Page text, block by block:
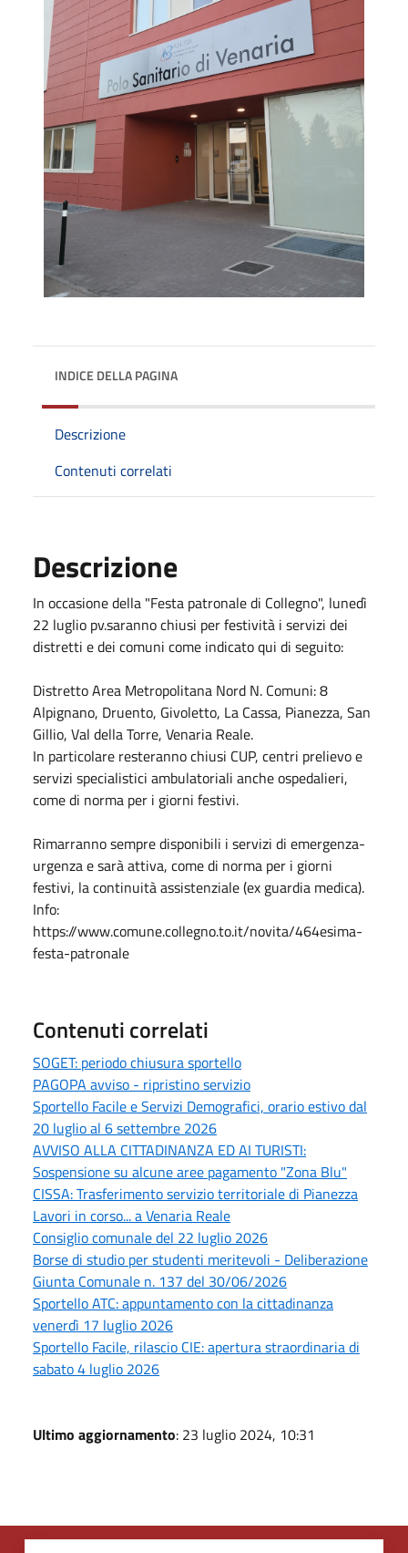
INDICE DELLA PAGINA
Descrizione
Contenuti correlati
Descrizione
In occasione della "Festa patronale di Collegno", lunedì
22 luglio pv.saranno chiusi per festività i servizi dei
distretti e dei comuni come indicato qui di seguito:
Distretto Area Metropolitana Nord N. Comuni: 8
Alpignano, Druento, Givoletto, La Cassa, Pianezza, San
Gillio, Val della Torre, Venaria Reale.
In particolare resteranno chiusi CUP, centri prelievo e
servizi specialistici ambulatoriali anche ospedalieri,
come di norma per i giorni festivi.
Rimarranno sempre disponibili i servizi di emergenza-
urgenza e sarà attiva, come di norma per i giorni
festivi, la continuità assistenziale (ex guardia medica).
Info:
https://www.comune.collegno.to.it/novita/464esima-
festa-patronale
Contenuti correlati
SOGET: periodo chiusura sportello
PAGOPA avviso - ripristino servizio
Sportello Facile e Servizi Demografici, orario estivo dal
20 luglio al 6 settembre 2026
AVVISO ALLA CITTADINANZA ED AI TURISTI:
Sospensione su alcune aree pagamento "Zona Blu"
CISSA: Trasferimento servizio territoriale di Pianezza
Lavori in corso... a Venaria Reale
Consiglio comunale del 22 luglio 2026
Borse di studio per studenti meritevoli - Deliberazione
Giunta Comunale n. 137 del 30/06/2026
Sportello ATC: appuntamento con la cittadinanza
venerdì 17 luglio 2026
Sportello Facile, rilascio CIE: apertura straordinaria di
sabato 4 luglio 2026
Ultimo aggiornamento: 23 luglio 2024, 10:31